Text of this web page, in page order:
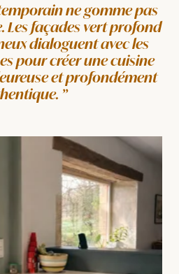
ne gomme pas
Les façades vert profond
dialoguent avec les
pour créer une cuisine
et profondément